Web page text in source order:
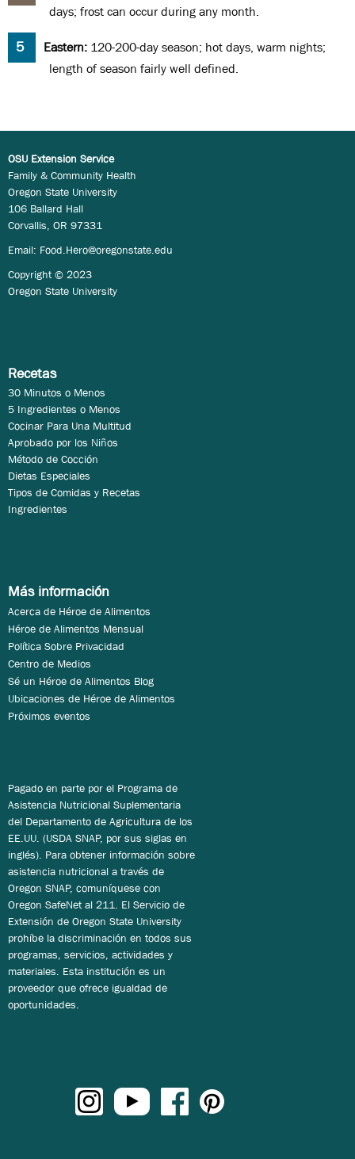
days; frost can occur during any month.
Eastern: 120-200-day season; hot days, warm nights;
length of season fairly well defined.
OSU Extension Service
Family & Community Health
Oregon State University
106 Ballard Hall
Corvallis, OR 97331
Email: Food.Hero@oregonstate.edu
Copyright © 2023
Oregon State University
Recetas
30 Minutos o Menos
5 Ingredientes o Menos
Cocinar Para Una Multitud
Aprobado por los Niños
Método de Cocción
Dietas Especiales
Tipos de Comidas y Recetas
Ingredientes
Más información
Acerca de Héroe de Alimentos
Héroe de Alimentos Mensual
Política Sobre Privacidad
Centro de Medios
Sé un Héroe de Alimentos Blog
Ubicaciones de Héroe de Alimentos
Próximos eventos
Pagado en parte por el Programa de
Asistencia Nutricional Suplementaria
del Departamento de Agricultura de los
EE.UU. (USDA SNAP, por sus siglas en
inglés). Para obtener información sobre
asistencia nutricional a través de
Oregon SNAP, comuníquese con
Oregon SafeNet al 211. El Servicio de
Extensión de Oregon State University
prohíbe la discriminación en todos sus
programas, servicios, actividades y
materiales. Esta institución es un
proveedor que ofrece igualdad de
oportunidades.